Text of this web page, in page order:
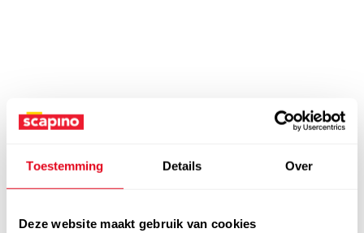
Toestemming Details Over
Deze website maakt gebruik van cookies